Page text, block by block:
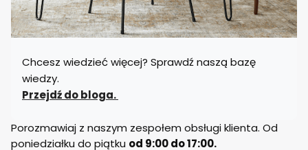
Chcesz wiedzieć więcej? Sprawdź naszą bazę
wiedzy.
Przejdź do bloga.
Porozmawiaj z naszym zespołem obsługi klienta. Od
poniedziałku do piątku od 9:00 do 17:00.